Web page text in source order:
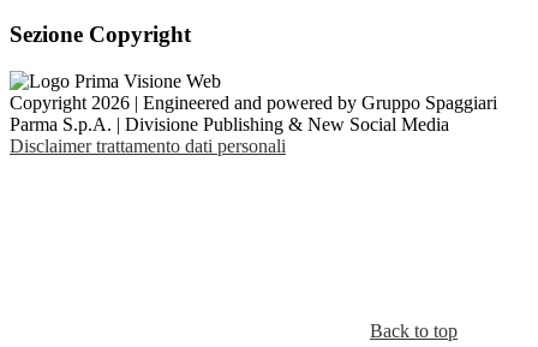
Sezione Copyright
Copyright 2026 | Engineered and powered by Gruppo Spaggiari
Parma S.p.A. | Divisione Publishing & New Social Media
Disclaimer trattamento dati personali
Back to top